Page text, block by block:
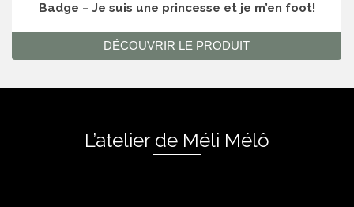
Badge – Je suis une princesse et je m’en foot!
DÉCOUVRIR LE PRODUIT
L’atelier de Méli Mélô